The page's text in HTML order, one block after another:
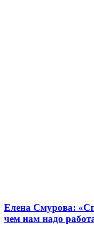
Елена Смурова:
чем нам надо